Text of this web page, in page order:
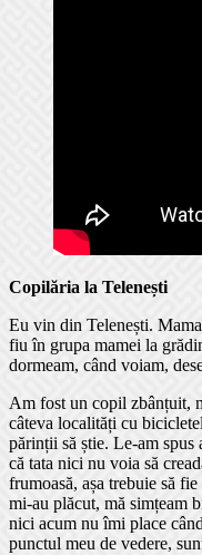
Copilăria la Telenești
Eu vin din Telenești.
fiu în grupa mamei la
dormeam, când voiam,
Am fost un copil zbânțuit,
câteva localități cu
părinții să știe. Le-am spus
că tata nici nu voia să
frumoasă, așa trebuie să
mi-au plăcut, mă simțeam
nici acum nu îmi place
punctul meu de vedere,